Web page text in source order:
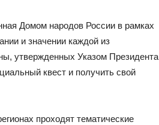
Домом народов России в рамках
и значении каждой из
утвержденных Указом Президента
квест и получить свой
проходят тематические